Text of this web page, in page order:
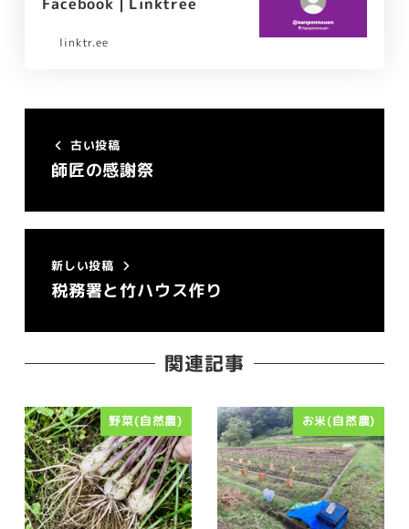
linktr.ee
古い投稿
師匠の感謝祭
新しい投稿
税務署と竹ハウス作り
関連記事
野菜(自然農) お米(自然農)